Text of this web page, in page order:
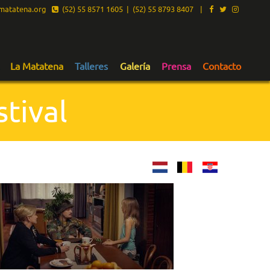
(52) 55 8571 1605 | (52) 55 8793 8407 |
La Matatena Talleres Galería Prensa Contacto